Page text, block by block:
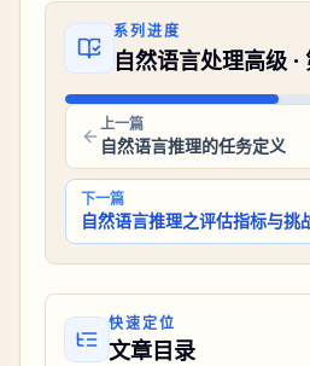
系列进度
自然语言处理高级 ·
上一篇
自然语言推理的任务定义
下一篇
自然语言推理之评估指标与挑
快速定位
文章目录